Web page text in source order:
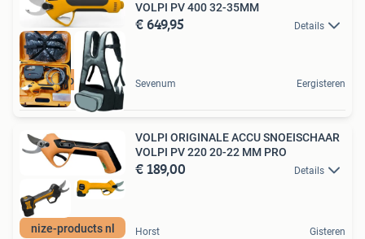
nize-products nl
VOLPI PV 400 32-35MM
€ 649,95 Details
Sevenum Eergisteren
nize-products nl
VOLPI ORIGINALE ACCU SNOEISCHAAR
VOLPI PV 220 20-22 MM PRO
€ 189,00 Details
Horst Gisteren